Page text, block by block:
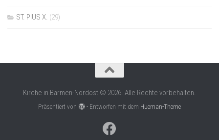
ST. PIUS X. (29)
Kirche in Barmen-Nordost © 2026. Alle Rechte vorbehalten.
Präsentiert von - Entworfen mit dem Hueman-Theme